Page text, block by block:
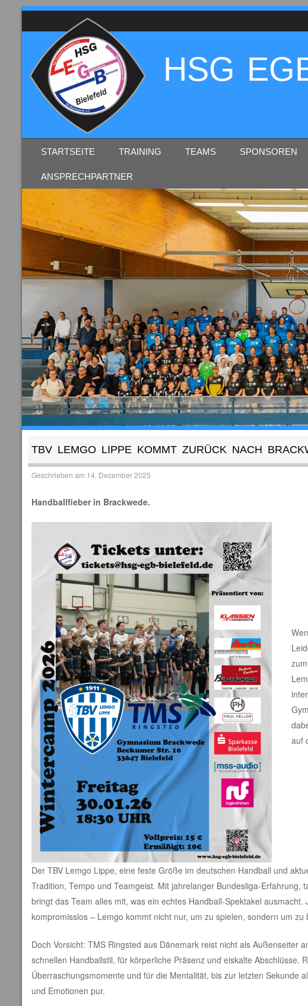
HSG
MENU
SKIP TO CONTENT
STARTSEITE TRAINING TEAMS SPONSOREN
ANSPRECHPARTNER
TBV LEMGO LIPPE KOMMT ZURÜCK NACH
Geschrieben am 14. Dezember 2025
Handballfieber in Brackwede.
auf
Der TBV Lemgo Lippe, eine feste Größe im deutschen Handball und
Tradition, Tempo und Teamgeist. Mit jahrelanger Bundesliga-Erfahrung,
bringt das Team alles mit, was ein echtes Handball-Spektakel
kompromisslos – Lemgo kommt nicht nur, um zu spielen, sondern um zu
Doch Vorsicht: TMS Ringsted aus Dänemark reist nicht als Außenseiter
schnellen Handballstil, für körperliche Präsenz und eiskalte Abschlüsse.
Überraschungsmomente und für die Mentalität, bis zur letzten Sekunde
und Emotionen pur.